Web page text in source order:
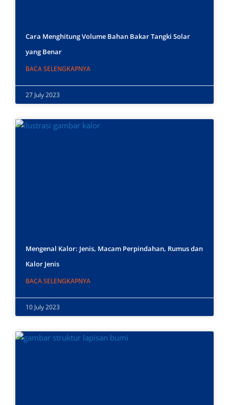
Cara Menghitung Volume Bahan Bakar Tangki Solar
yang Benar
BACA SELENGKAPNYA
27 July 2023
Mengenal Kalor: Jenis, Macam Perpindahan, Rumus dan
Kalor Jenis
BACA SELENGKAPNYA
10 July 2023